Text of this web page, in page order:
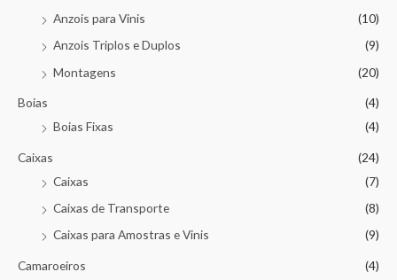
Anzois para Vinis
(10)
Anzois Triplos e Duplos
(9)
Montagens
(20)
Boias
(4)
Boias Fixas
(4)
Caixas
(24)
Caixas
(7)
Caixas de Transporte
(8)
Caixas para Amostras e Vinis
(9)
Camaroeiros (4)